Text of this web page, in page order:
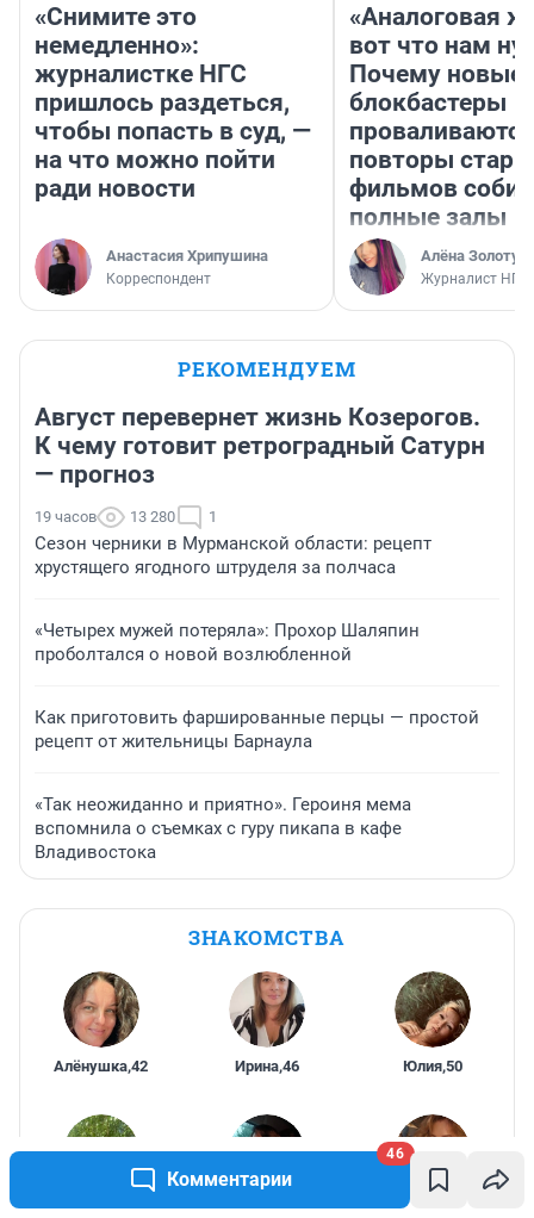
Комментарии
46
«Снимите это
немедленно»:
журналистке НГС
пришлось раздеться,
чтобы попасть в суд, —
на что можно пойти
ради новости
Анастасия Хрипушина
Корреспондент
«Аналоговая
вот что нам
Почему новые
блокбастеры
повторы
фильмов
полные залы
Алёна
Журналист НГС
РЕКОМЕНДУЕМ
Август перевернет жизнь Козерогов.
К чему готовит ретроградный Сатурн
— прогноз
19 часов 13 280 1
Сезон черники в Мурманской области: рецепт
хрустящего ягодного штруделя за полчаса
«Четырех мужей потеряла»: Прохор Шаляпин
проболтался о новой возлюбленной
Как приготовить фаршированные перцы — простой
рецепт от жительницы Барнаула
«Так неожиданно и приятно». Героиня мема
вспомнила о съемках с гуру пикапа в кафе
Владивостока
ЗНАКОМСТВА
Алёнушка,42 Ирина,46 Юлия,50
ХуЛиГаНкА, Елена,38 Анастасия